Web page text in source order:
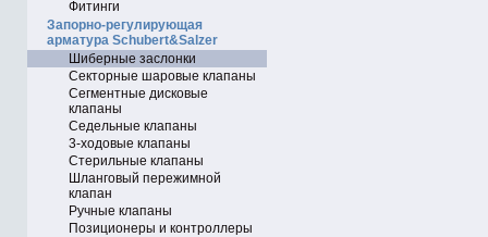
Фитинги
Запорно-регулирующая
арматура Schubert&Salzer
Шиберные заслонки
Секторные шаровые клапаны
Сегментные дисковые
клапаны
Седельные клапаны
3-ходовые клапаны
Стерильные клапаны
Шланговый пережимной
клапан
Ручные клапаны
Позиционеры и контроллеры